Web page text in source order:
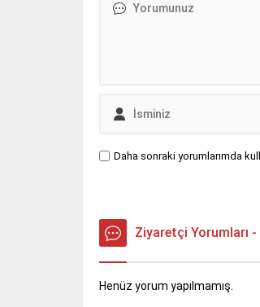
Daha sonraki yorumlarımda
Ziyaretçi Yorumları -
Henüz yorum yapılmamış.